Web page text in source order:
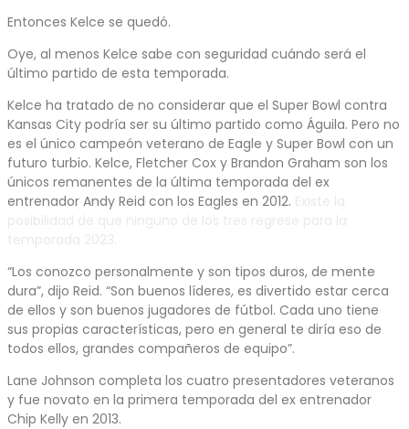
Entonces Kelce se quedó.
Oye, al menos Kelce sabe con seguridad cuándo será el
último partido de esta temporada.
Kelce ha tratado de no considerar que el Super Bowl contra
Kansas City podría ser su último partido como Águila. Pero no
es el único campeón veterano de Eagle y Super Bowl con un
futuro turbio. Kelce, Fletcher Cox y Brandon Graham son los
únicos remanentes de la última temporada del ex
entrenador Andy Reid con los Eagles en 2012.
“Los conozco personalmente y son tipos duros, de mente
dura”, dijo Reid. “Son buenos líderes, es divertido estar cerca
de ellos y son buenos jugadores de fútbol. Cada uno tiene
sus propias características, pero en general te diría eso de
todos ellos, grandes compañeros de equipo”.
Lane Johnson completa los cuatro presentadores veteranos
y fue novato en la primera temporada del ex entrenador
Chip Kelly en 2013.